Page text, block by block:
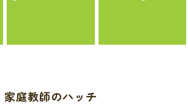
家庭教師のハッチ